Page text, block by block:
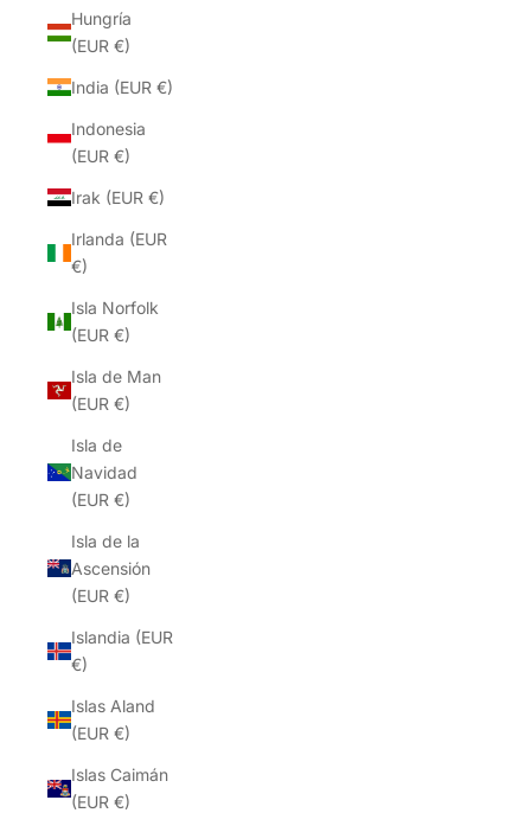
Hungría
(EUR €)
India (EUR €)
Indonesia
(EUR €)
Irak (EUR €)
Irlanda (EUR
€)
Isla Norfolk
(EUR €)
Isla de Man
(EUR €)
Isla de
Navidad
(EUR €)
Isla de la
Ascensión
(EUR €)
Islandia (EUR
€)
Islas Aland
(EUR €)
Islas Caimán
(EUR €)